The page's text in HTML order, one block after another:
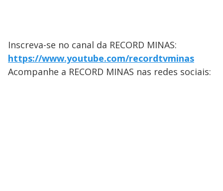
Inscreva-se no canal da RECORD MINAS:
https://www.youtube.com/recordtvminas
Acompanhe a RECORD MINAS nas redes sociais: